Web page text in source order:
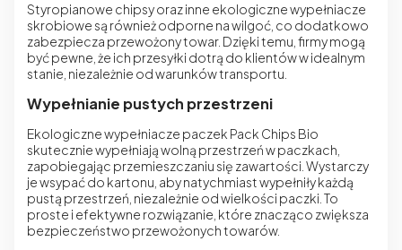
Styropianowe chipsy oraz inne ekologiczne wypełniacze
skrobiowe są również odporne na wilgoć, co dodatkowo
zabezpiecza przewożony towar. Dzięki temu, firmy mogą
być pewne, że ich przesyłki dotrą do klientów w idealnym
stanie, niezależnie od warunków transportu.
Wypełnianie pustych przestrzeni
Ekologiczne wypełniacze paczek Pack Chips Bio
skutecznie wypełniają wolną przestrzeń w paczkach,
zapobiegając przemieszczaniu się zawartości. Wystarczy
je wsypać do kartonu, aby natychmiast wypełniły każdą
pustą przestrzeń, niezależnie od wielkości paczki. To
proste i efektywne rozwiązanie, które znacząco zwiększa
bezpieczeństwo przewożonych towarów.